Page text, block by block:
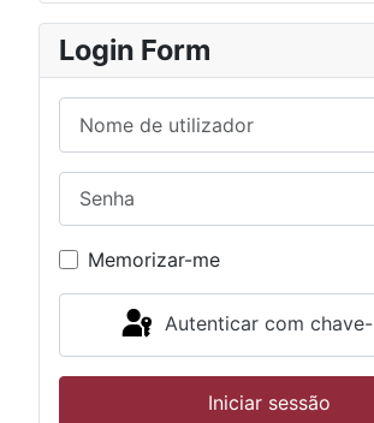
Login Form
Memorizar-me
Autenticar com
Iniciar sessão